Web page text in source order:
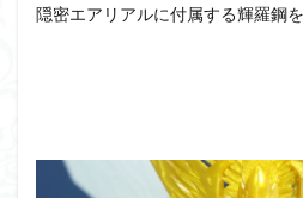
隠密エアリアルに付属する輝羅鋼